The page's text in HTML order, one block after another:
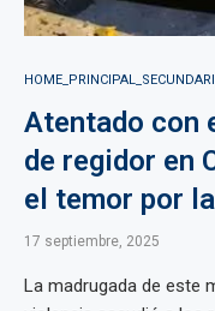
Atentado con
de regidor en
el temor por
17 septiembre, 2025
La madrugada de este